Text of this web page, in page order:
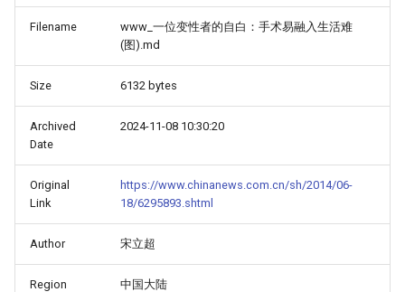
Filename
www_一位变性者的自白：手术易融入生活难
(图).md
Size 6132 bytes
Archived
Date
2024-11-08 10:30:20
Original
Link
https://www.chinanews.com.cn/sh/2014/06-
18/6295893.shtml
Author 宋立超
Region 中国大陆